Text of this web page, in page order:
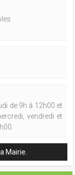
de 9h à 12h00 et
vendredi et
Mairie.